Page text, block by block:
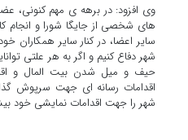
وی افزود: در برهه ی مهم کنونی،
های شخصی از جایگا شورا و انجام
سایر اعضا، در کنار سایر همکاران
شهر دفاع کنیم و اگر به هر علتی
حیف و میل شدن بیت المال و
اقدامات رسانه ای جهت سرپوش
شهر را جهت اقدامات نمایشی خود